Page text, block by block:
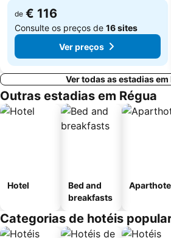
de € 116
Consulte os preços de 16 sites
Ver preços
Ver todas as estadias em
Outras estadias em Régua
Hotel
Bed and
breakfasts
Categorias de hotéis